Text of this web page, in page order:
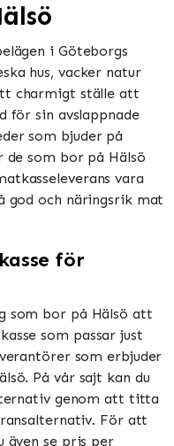
i Göteborgs
hus, vacker natur
charmigt ställe att
för sin avslappnade
som bjuder på
som bor på Hälsö
vara
och näringsrik mat
för
som bor på Hälsö att
som passar just
som erbjuder
På vår sajt kan du
genom att titta
För att
även se pris per